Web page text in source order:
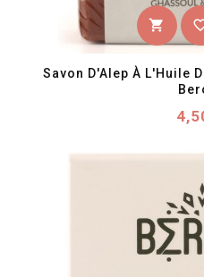
shopping_cart
Savon D'Alep À L'Huile